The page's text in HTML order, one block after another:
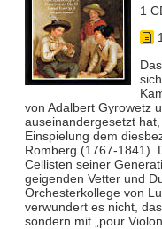
1
von Adalbert Gyrowetz
auseinandergesetzt
Einspielung dem
Romberg (1767-1841).
Cellisten seiner
geigenden Vetter und
Orchesterkollege von
verwundert es nicht,
sondern mit „pour